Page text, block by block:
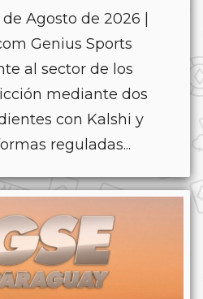
Agosto de 2026 |
Genius Sports
al sector de los
mediante dos
con Kalshi y
reguladas...